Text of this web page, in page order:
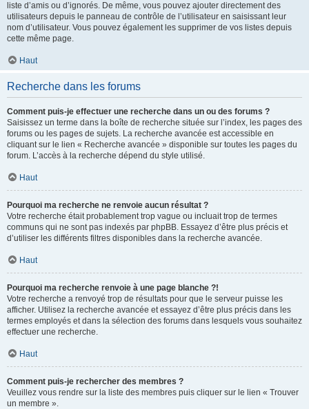
liste d’amis ou d’ignorés. De même, vous pouvez ajouter directement des
utilisateurs depuis le panneau de contrôle de l’utilisateur en saisissant leur
nom d’utilisateur. Vous pouvez également les supprimer de vos listes depuis
cette même page.
Haut
Recherche dans les forums
Comment puis-je effectuer une recherche dans un ou des forums ?
Saisissez un terme dans la boîte de recherche située sur l’index, les pages des
forums ou les pages de sujets. La recherche avancée est accessible en
cliquant sur le lien « Recherche avancée » disponible sur toutes les pages du
forum. L’accès à la recherche dépend du style utilisé.
Haut
Pourquoi ma recherche ne renvoie aucun résultat ?
Votre recherche était probablement trop vague ou incluait trop de termes
communs qui ne sont pas indexés par phpBB. Essayez d’être plus précis et
d’utiliser les différents filtres disponibles dans la recherche avancée.
Haut
Pourquoi ma recherche renvoie à une page blanche ?!
Votre recherche a renvoyé trop de résultats pour que le serveur puisse les
afficher. Utilisez la recherche avancée et essayez d’être plus précis dans les
termes employés et dans la sélection des forums dans lesquels vous souhaitez
effectuer une recherche.
Haut
Comment puis-je rechercher des membres ?
Veuillez vous rendre sur la liste des membres puis cliquer sur le lien « Trouver
un membre ».